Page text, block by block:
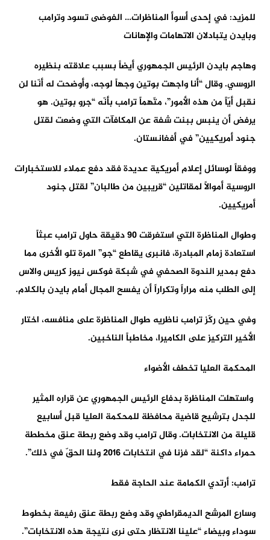
للمزيد: في إحدى أسوأ المناظرات… الفوضى تسود وترامب
وبايدن يتبادلان الاتهامات والإهانات
وهاجم بايدن الرئيس الجمهوري أيضاً بسبب علاقته بنظيره
الروسي. وقال “أنا واجهت بوتين وجهاً لوجه، وأوضحت له أنّنا لن
نقبل أيّاً من هذه الأمور”، متّهماً ترامب بأنّه “جرو بوتين. هو
يرفض أن ينبس ببنت شفة عن المكافآت التي وضعت لقتل
جنود أمريكيين” في أفغانستان.
ووفقاً لوسائل إعلام أمريكية عديدة فقد دفع عملاء للاستخبارات
الروسية أموالاً لمقاتلين “قريبين من طالبان” لقتل جنود
أمريكيين.
وطوال المناظرة التي استغرقت 90 دقيقة حاول ترامب عبثاً
استعادة زمام المبادرة، فانبرى يقاطع “جو” المرة تلو الأخرى مما
دفع بمدير الندوة الصحفي في شبكة فوكس نيوز كريس والاس
إلى الطلب منه مراراً وتكراراً أن يفسح المجال أمام بايدن بالكلام.
وفي حين ركّز ترامب ناظريه طوال المناظرة على منافسه، اختار
الأخير التركيز على الكاميرا، مخاطباً الناخبين.
المحكمة العليا تخطف الأضواء
واستهلت المناظرة بدفاع الرئيس الجمهوري عن قراره المثير
للجدل بترشيح قاضية محافظة للمحكمة العليا قبل أسابيع
قليلة من الانتخابات. وقال ترامب وقد وضع ربطة عنق مخططة
حمراء داكنة “لقد فزنا في انتخابات 2016 ولنا الحقّ في ذلك”.
ترامب: أرتدي الكمامة عند الحاجة فقط
وسارع المرشح الديمقراطي وقد وضع ربطة عنق رفيعة بخطوط
سوداء وبيضاء “علينا الانتظار حتى نرى نتيجة هذه الانتخابات”.